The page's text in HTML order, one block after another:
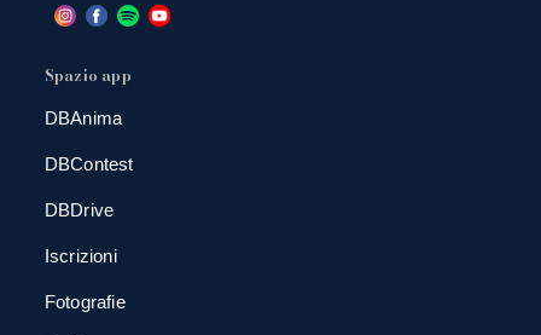
Spazio app
DBAnima
DBContest
DBDrive
Iscrizioni
Fotografie